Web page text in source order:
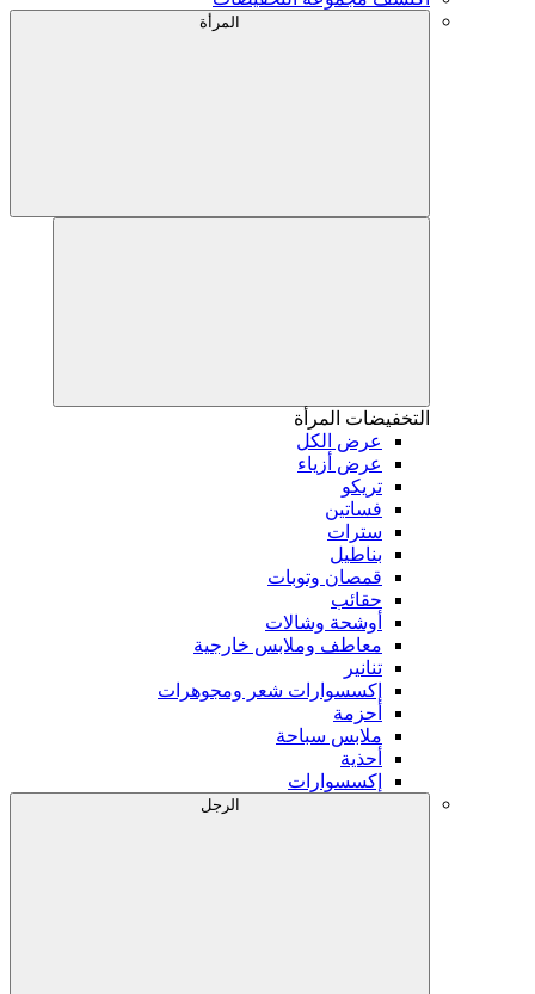
المرأة
التخفيضات المرأة
عرض الكل
عرض أزياء
تريكو
فساتين
سترات
بناطيل
قمصان وتوبات
حقائب
أوشحة وشالات
معاطف وملابس خارجية
تنانير
إكسسوارات شعر ومجوهرات
أحزمة
ملابس سباحة
أحذية
إكسسوارات
الرجل